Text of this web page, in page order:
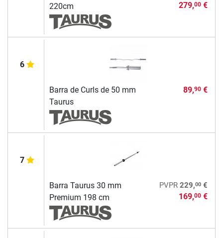
220cm
279,00€
6
Barra de Curls de 50 mm
Taurus
89,90€
7
Barra Taurus 30 mm
Premium 198 cm
PVPR 229,00€
169,00€